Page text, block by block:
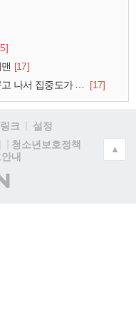
[17]
갔다는 한 아파트의 안내방송 [17]
크
설정
청소년보호정책
내
▲